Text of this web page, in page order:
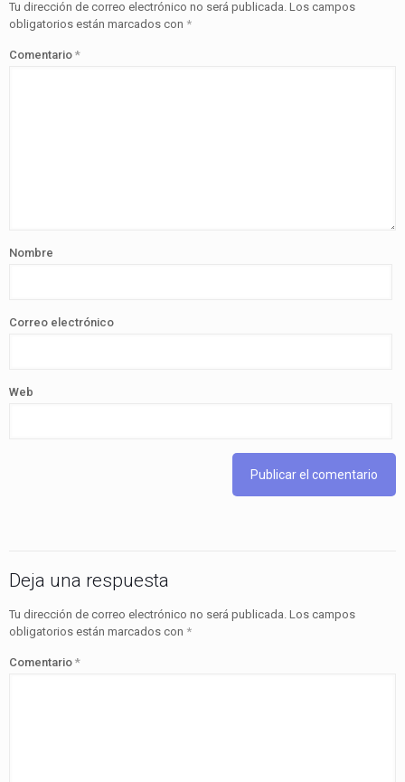
Tu dirección de correo electrónico no será publicada. Los campos
obligatorios están marcados con *
Comentario *
Nombre
Correo electrónico
Web
Deja una respuesta
Tu dirección de correo electrónico no será publicada. Los campos
obligatorios están marcados con *
Comentario *